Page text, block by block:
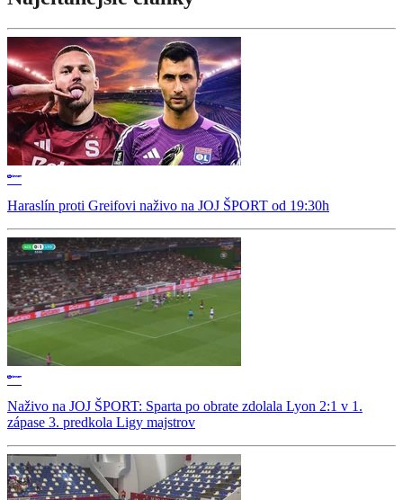
Haraslín proti Greifovi naživo na JOJ ŠPORT od 19:30h
Naživo na JOJ ŠPORT: Sparta po obrate zdolala Lyon 2:1 v 1.
zápase 3. predkola Ligy majstrov